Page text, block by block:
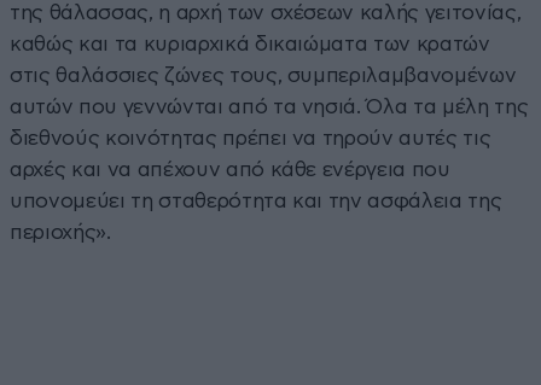
της θάλασσας, η αρχή των σχέσεων καλής γειτονίας,
καθώς και τα κυριαρχικά δικαιώματα των κρατών
στις θαλάσσιες ζώνες τους, συμπεριλαμβανομένων
αυτών που γεννώνται από τα νησιά. Όλα τα μέλη της
διεθνούς κοινότητας πρέπει να τηρούν αυτές τις
αρχές και να απέχουν από κάθε ενέργεια που
υπονομεύει τη σταθερότητα και την ασφάλεια της
περιοχής».